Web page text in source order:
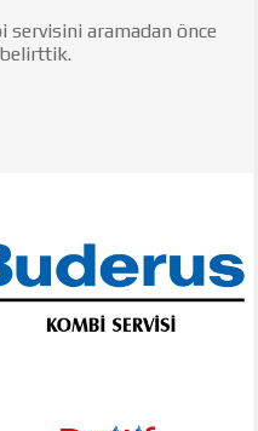
servisini aramadan önce
belirttik.